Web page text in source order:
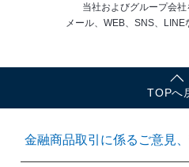
当社およびグループ会社
メール、WEB、 SNS、LINE
TOPへ
金融商品取引に係るご意見、